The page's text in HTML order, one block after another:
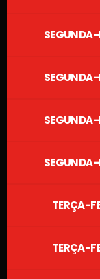
SEGUNDA-
SEGUNDA-
SEGUNDA-
SEGUNDA-
TERÇA-
TERÇA-